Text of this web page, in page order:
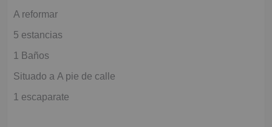
A reformar
5 estancias
1 Baños
Situado a A pie de calle
1 escaparate